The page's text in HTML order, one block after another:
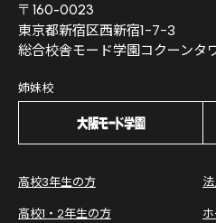
〒160-0023
東京都新宿区西新宿1-7-3
総合校舎モード学園コクーンタ
姉妹校
高校3年生の方
高校1・2年生の方